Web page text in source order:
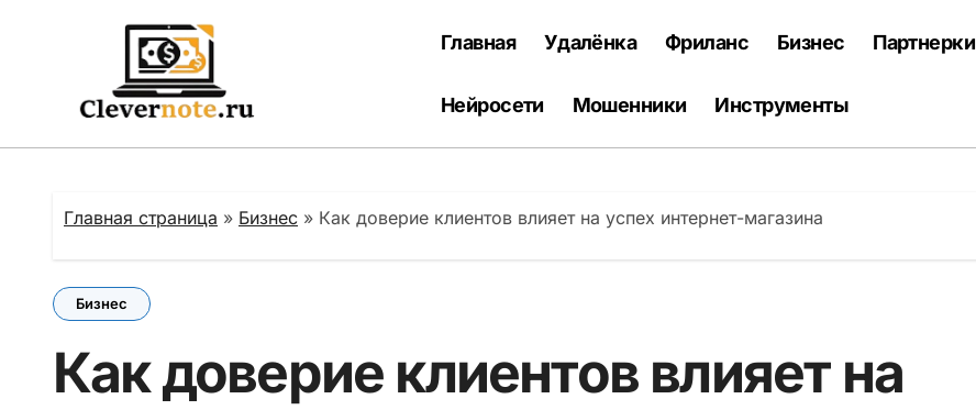
Главная Удалёнка Фриланс Бизнес Партнерки
Нейросети Мошенники Инструменты
Главная страница » Бизнес » Как доверие клиентов влияет на успех интернет-магазина
Бизнес
Как доверие клиентов влияет на